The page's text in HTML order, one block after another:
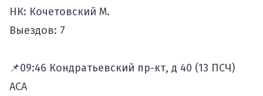
НК: Кочетовский М.
​​​​​​​Выездов: 7
📌09:46 Кондратьевский пр-кт, д 40 (13 ПСЧ)
АСА